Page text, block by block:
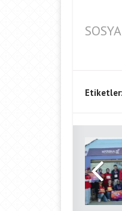
Etiketler: